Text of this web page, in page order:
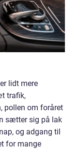
lidt mere
trafik,
pollen om foråret
sætter sig på lak
og adgang til
for mange